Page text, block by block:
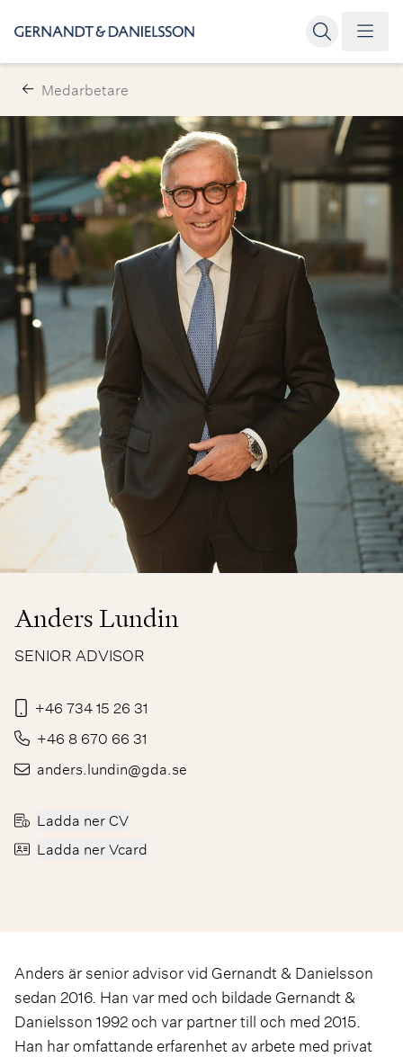
Medarbetare
Anders Lundin
SENIOR ADVISOR
+46 734 15 26 31
+46 8 670 66 31
anders.lundin@gda.se
Ladda ner CV
Ladda ner Vcard
Anders är senior advisor vid Gernandt & Danielsson
sedan 2016. Han var med och bildade Gernandt &
Danielsson 1992 och var partner till och med 2015.
Han har omfattande erfarenhet av arbete med privat